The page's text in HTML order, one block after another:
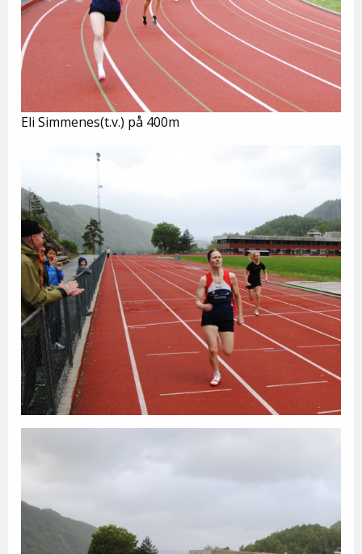
Eli Simmenes(t.v.) på 400m